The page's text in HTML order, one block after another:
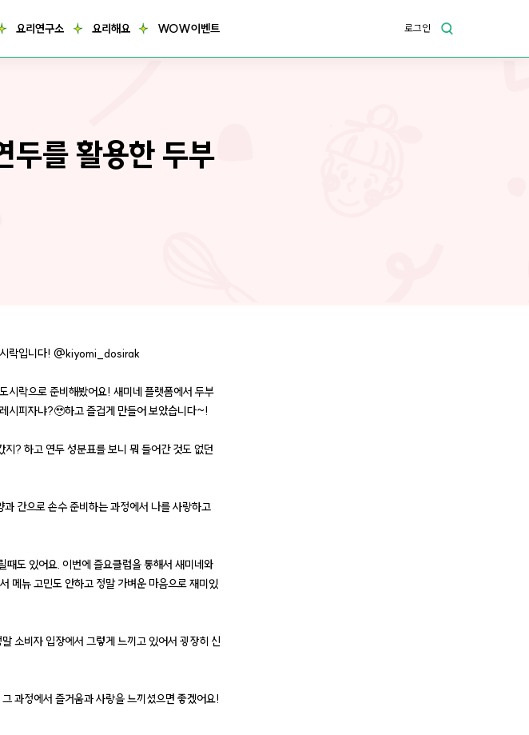
요리연구소 요리해요 WOW이벤트 로그인
를 활용한 두부
시락입니다! @kiyomi_dosirak
시락으로 준비해봤어요! 새미네 플랫폼에서 두부
시피자냐?🥹하고 즐겁게 만들어 보았습니다~!
? 하고 연두 성분표를 보니 뭐 들어간 것도 없던
간으로 손수 준비하는 과정에서 나를 사랑하고
도 있어요. 이번에 즐요클럽을 통해서 새미네와
메뉴 고민도 안하고 정말 가벼운 마음으로 재미있
소비자 입장에서 그렇게 느끼고 있어서 굉장히 신
과정에서 즐거움과 사랑을 느끼셨으면 좋겠어요!